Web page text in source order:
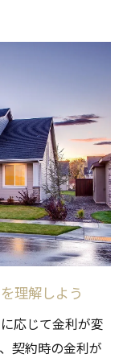
の特徴とリス
影響を分析す
ク管理
き経済指標
ク対策
シミュレー
理解しよう
応じて金利が変
契約時の金利が